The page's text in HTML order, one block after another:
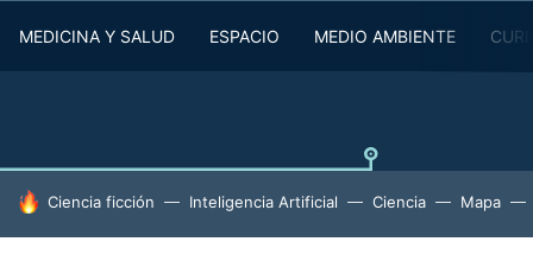
MEDICINA Y SALUD ESPACIO MEDIO AMBIENTE
HOY SE HABLA DE
Ciencia ficción Inteligencia Artificial Ciencia Mapa